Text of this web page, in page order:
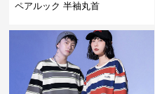
ペアルック 半袖丸首